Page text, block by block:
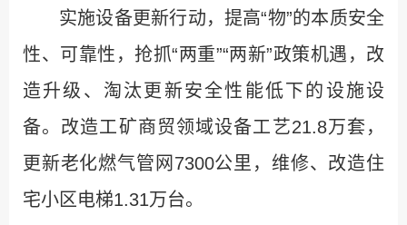
实施设备更新行动，提高“物”的本质安全
性、可靠性，抢抓“两重”“两新”政策机遇，改
造升级、淘汰更新安全性能低下的设施设
备。改造工矿商贸领域设备工艺21.8万套，
更新老化燃气管网7300公里，维修、改造住
宅小区电梯1.31万台。